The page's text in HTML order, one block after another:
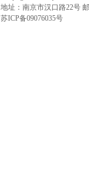
地址：南京市汉口路22号
苏ICP备09076035号